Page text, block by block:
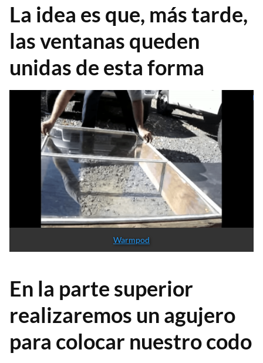
La idea es que, más tarde,
las ventanas queden
unidas de esta forma
Warmpod
En la parte superior
realizaremos un agujero
para colocar nuestro codo